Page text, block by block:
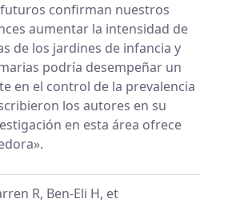
futuros confirman nuestros
aumentar la intensidad de
de los jardines de infancia y
podría desempeñar un
en el control de la prevalencia
los autores en su
en esta área ofrece
R, Ben-Eli H, et